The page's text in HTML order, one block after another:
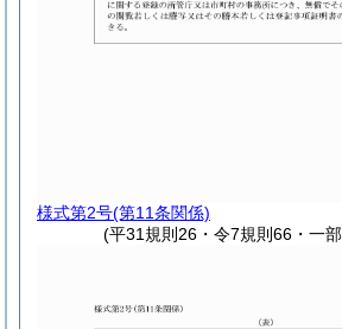
様式第2号(第11条関係)
(平31規則26・令7規則66・一